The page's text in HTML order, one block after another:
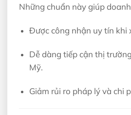
Những chuẩn này giúp
Được công nhận uy tín khi
Dễ dàng tiếp cận thị
Mỹ.
Giảm rủi ro pháp lý và chi